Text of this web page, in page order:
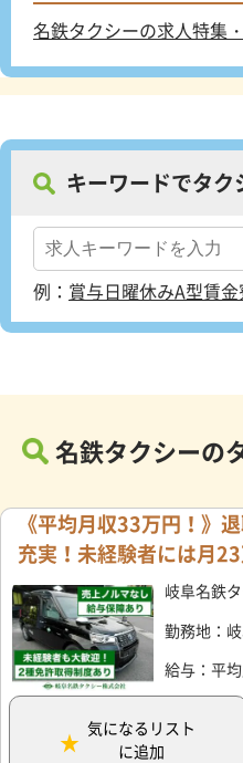
名鉄タクシーの求人特集
キーワードでタク
例： 賞与日曜休みA型賃金
名鉄タクシーの
《平均月収33万円！》
充実！未経験者には月
岐阜名鉄
勤務地：
給与：平
気になるリスト
に追加